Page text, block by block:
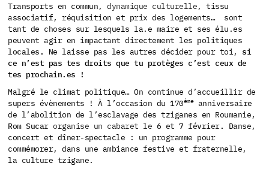
Transports en commun,dynamique culturelle, tissu
associatif, réquisition et prix des logements… sont
tant de choses sur lesquels la.e maire et ses élu.es
peuvent agir en impactant directement les politiques
locales. Ne laisse pas les autres décider pour toi, si
ce n’est pas tes droits que tu protèges c’est ceux de
tes prochain.es !
Malgré le climat politique… On continue d’accueillir de
supers évènements ! À l’occasion du 170èmeanniversaire
de l’abolition de l’esclavage des tziganes en Roumanie,
Rom Sucarorganise un cabaret le 6 et 7 février.
Danse,
concert et dîner-spectacle : un programme pour
commémorer, dans une ambiance festive et fraternelle,
la culture tzigane.